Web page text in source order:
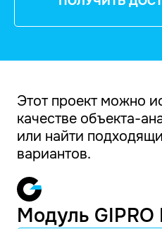
Этот проект можно
качестве объекта-
или найти
вариантов.
Модуль GIPRO